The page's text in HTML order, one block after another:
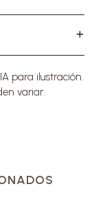
para ilustración.
variar.